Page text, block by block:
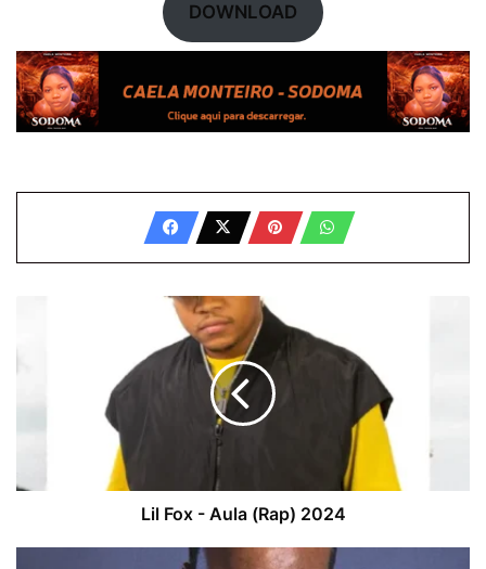
DOWNLOAD
Aula
Lil Fox - Aula (Rap) 2024